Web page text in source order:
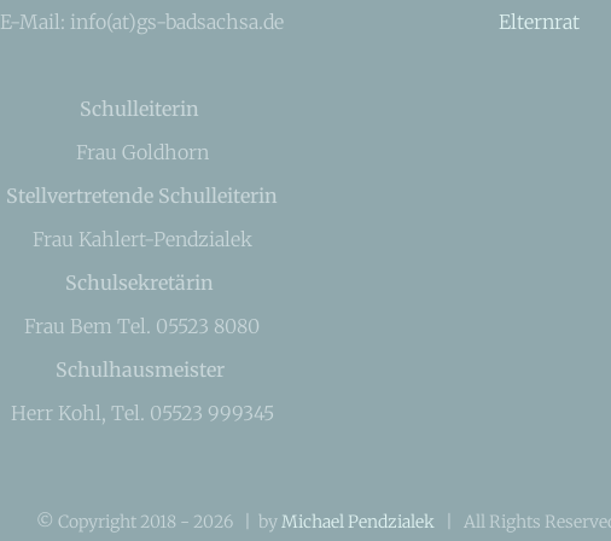
E-Mail: info(at)gs-badsachsa.de
Schulleiterin
Frau Goldhorn
Stellvertretende Schulleiterin
Frau Kahlert-Pendzialek
Schulsekretärin
Frau Bem Tel. 05523 8080
Schulhausmeister
Herr Kohl, Tel. 05523 999345
Elternrat
© Copyright 2018 - 2026 | byMichael Pendzialek| All Rights